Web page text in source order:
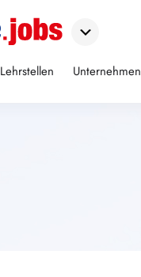
Lehrstellen Unternehmen